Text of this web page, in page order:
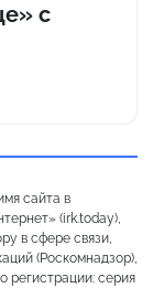
с
сайта в
(irk.today),
в сфере связи,
(Роскомнадзор),
регистрации: серия